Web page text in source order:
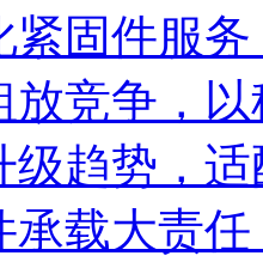
紧固件服
放竞争，
级趋势，
承载大责